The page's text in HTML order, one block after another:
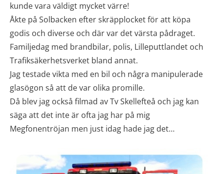
kunde vara väldigt mycket värre!
Åkte på Solbacken efter skräpplocket för att köpa
godis och diverse och där var det värsta pådraget.
Familjedag med brandbilar, polis, Lilleputtlandet och
Trafiksäkerhetsverket bland annat.
Jag testade vikta med en bil och några manipulerade
glasögon så att de var olika promille.
Då blev jag också filmad av Tv Skellefteå och jag kan
säga att det inte är ofta jag har på mig
Megfonentröjan men just idag hade jag det…